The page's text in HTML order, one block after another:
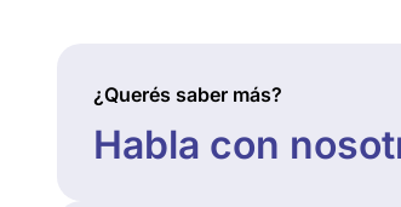
¿Querés saber más?
Habla con